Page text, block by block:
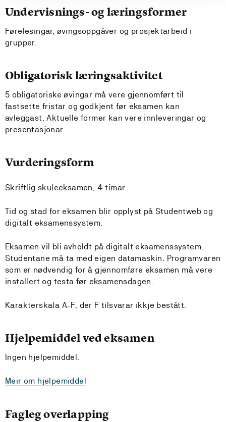
Undervisnings- og læringsformer
Førelesingar, øvingsoppgåver og prosjektarbeid i
grupper.
Obligatorisk læringsaktivitet
5 obligatoriske øvingar må vere gjennomført til
fastsette fristar og godkjent før eksamen kan
avleggast. Aktuelle former kan vere innleveringar og
presentasjonar.
Vurderingsform
Skriftlig skuleeksamen, 4 timar.
Tid og stad for eksamen blir opplyst på Studentweb og
digitalt eksamenssystem.
Eksamen vil bli avholdt på digitalt eksamenssystem.
Studentane må ta med eigen datamaskin. Programvaren
som er nødvendig for å gjennomføre eksamen må vere
installert og testa før eksamensdagen.
Karakterskala A-F, der F tilsvarar ikkje bestått.
Hjelpemiddel ved eksamen
Ingen hjelpemiddel.
Meir om hjelpemiddel
Fagleg overlapping